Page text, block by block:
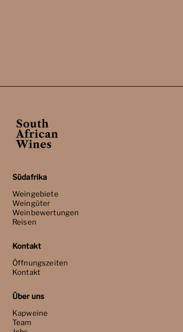
Südafrika
Weingebiete
Weingüter
Weinbewertungen
Reisen
Kontakt
Öffnungszeiten
Kontakt
Über uns
Kapweine
Team